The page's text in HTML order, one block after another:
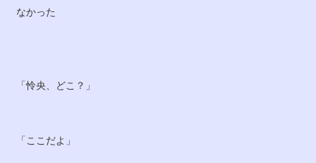
なかった
「怜央、どこ？」
「ここだよ」